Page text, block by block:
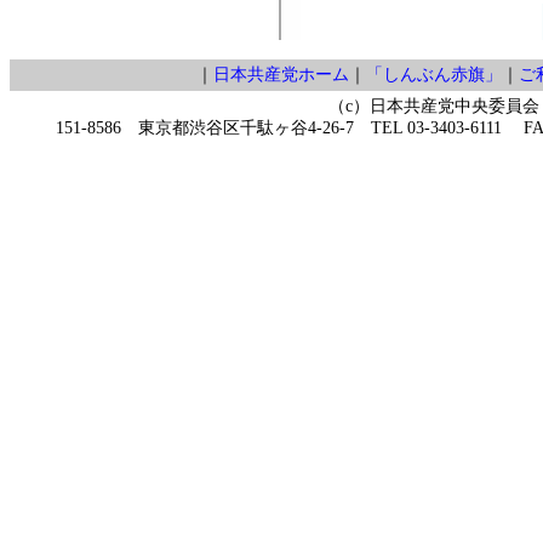
日本共産党ホーム 「しんぶん赤旗」
ご
（c）日本共産党中央委員会
151-8586 東京都渋谷区千駄ヶ谷4-26-7 TEL 03-3403-6111